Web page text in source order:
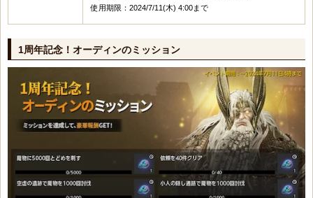
使用期限：2024/7/11(木) 4:00まで
1周年記念！オーディンのミッション